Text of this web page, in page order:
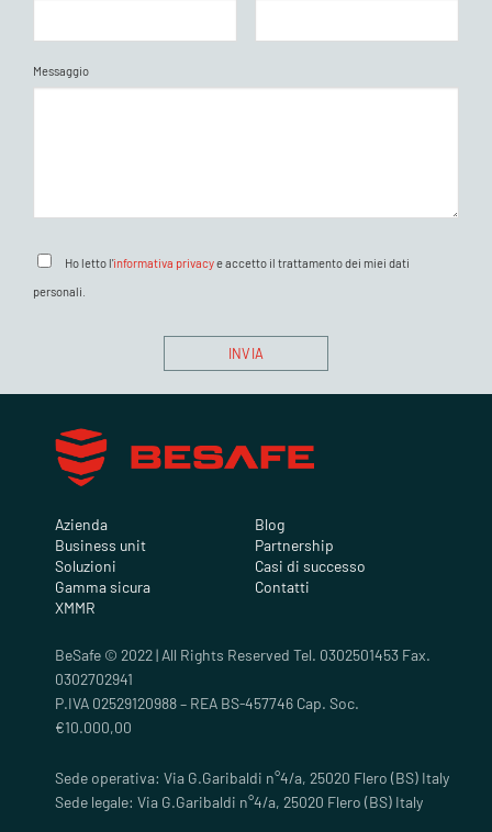
Messaggio
Ho letto l'informativa privacye accetto il trattamento dei miei dati
personali.
Azienda
Business unit
Soluzioni
Gamma sicura
XMMR
Blog
Partnership
Casi di successo
Contatti
BeSafe © 2022 | All Rights Reserved Tel. 0302501453 Fax.
0302702941
P.IVA 02529120988 – REA BS-457746 Cap. Soc.
€10.000,00
Sede operativa: Via G.Garibaldi n°4/a, 25020 Flero (BS) Italy
Sede legale: Via G.Garibaldi n°4/a, 25020 Flero (BS) Italy